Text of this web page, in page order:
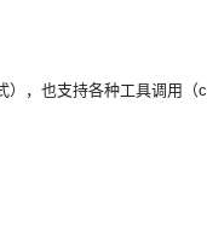
，也支持各种工具调用